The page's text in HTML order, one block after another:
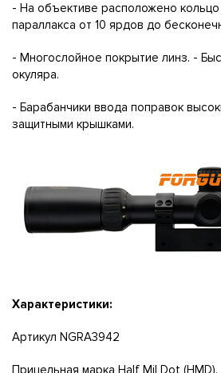
- На объективе расположено кольцо
параллакса от 10 ярдов до
- Многослойное покрытие линз. -
окуляра.
- Барабанчики ввода поправок
защитными крышками.
Характеристики:
Артикул NGRA3942
Прицельная марка Half Mil Dot (НМD).